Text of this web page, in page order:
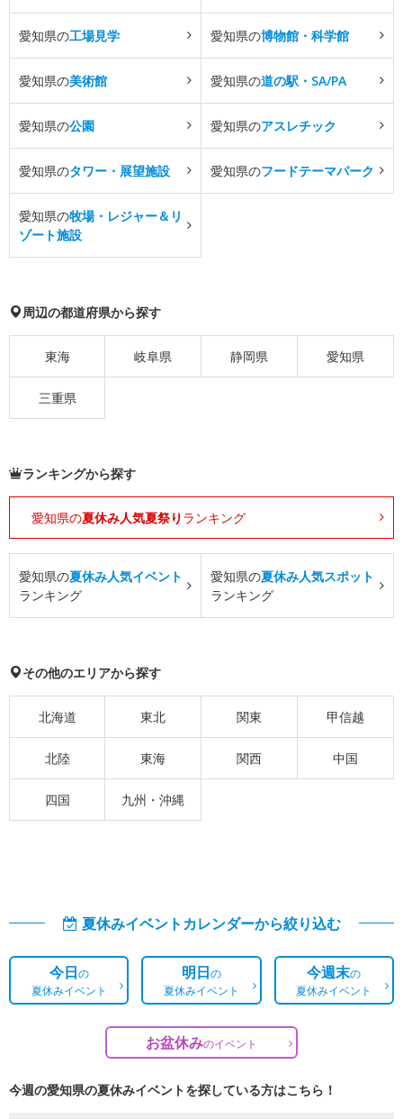
愛知県の工場見学 愛知県の博物館・科学館
愛知県の美術館 愛知県の道の駅・SA/PA
愛知県の公園 愛知県のアスレチック
愛知県のタワー・展望施設 愛知県のフードテーマパーク
愛知県の牧場・レジャー＆リ
ゾート施設
周辺の都道府県から探す
東海 岐阜県 静岡県 愛知県
三重県
ランキングから探す
愛知県の夏休み人気夏祭り ランキング
愛知県の夏休み人気イベント
ランキング
愛知県の夏休み人気スポット
ランキング
その他のエリアから探す
北海道 東北 関東 甲信越
北陸 東海 関西 中国
四国 九州・沖縄
夏休みイベントカレンダーから絞り込む
今日の
夏休みイベント
明日の
夏休みイベント
今週末の
夏休みイベント
お盆休みのイベント
今週の愛知県の夏休みイベントを探している方はこちら！